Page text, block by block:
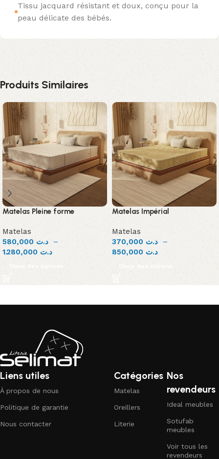
Tissu jacquard résistant et doux, conçu pour la
peau délicate des bébés.
Produits Similaires
Matelas Pleine forme
Matelas
د.ت580,000
–
د.ت
Choix des options
Matelas Impérial
Matelas
د.ت370,000
–
د.ت850,000
Choix des options
Liens utiles
À propos de nous
Politique de garantie
Nous contacter
Catégories
Matelas
Oreillers
Literie
Nos
revendeurs
Ideal meubles
Sotufab
meubles
Voir tous les
revendeurs